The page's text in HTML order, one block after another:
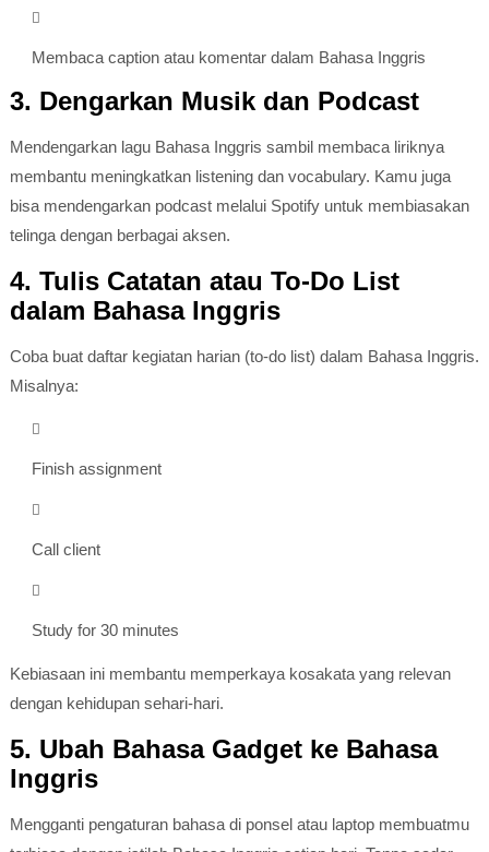
Membaca caption atau komentar dalam Bahasa Inggris
3. Dengarkan Musik dan Podcast
Mendengarkan lagu Bahasa Inggris sambil membaca liriknya
membantu meningkatkan listening dan vocabulary. Kamu juga
bisa mendengarkan podcast melalui Spotifyuntuk membiasakan
telinga dengan berbagai aksen.
4. Tulis Catatan atau To-Do List
dalam Bahasa Inggris
Coba buat daftar kegiatan harian (to-do list) dalam Bahasa Inggris.
Misalnya:
Finish assignment
Call client
Study for 30 minutes
Kebiasaan ini membantu memperkaya kosakata yang relevan
dengan kehidupan sehari-hari.
5. Ubah Bahasa Gadget ke Bahasa
Inggris
Mengganti pengaturan bahasa di ponsel atau laptop membuatmu